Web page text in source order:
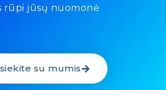
rūpi jūsų nuomonė
su mumis